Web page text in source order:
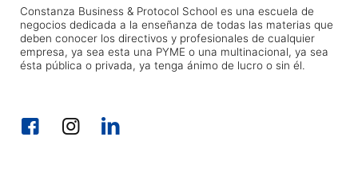
Constanza Business & Protocol School es una escuela de
negocios dedicada a la enseñanza de todas las materias que
deben conocer los directivos y profesionales de cualquier
empresa, ya sea esta una PYME o una multinacional, ya sea
ésta pública o privada, ya tenga ánimo de lucro o sin él.